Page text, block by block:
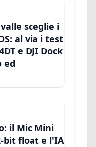
sceglie i
al via i test
e DJI Dock
ed
il Mic Mini
bit float e l'IA